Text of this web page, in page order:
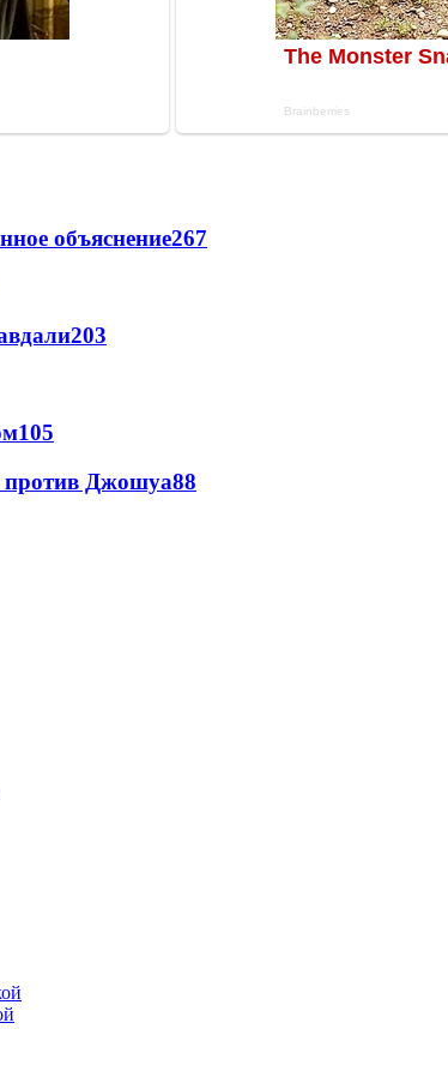
объяснение267
203
105
против Джошуа88